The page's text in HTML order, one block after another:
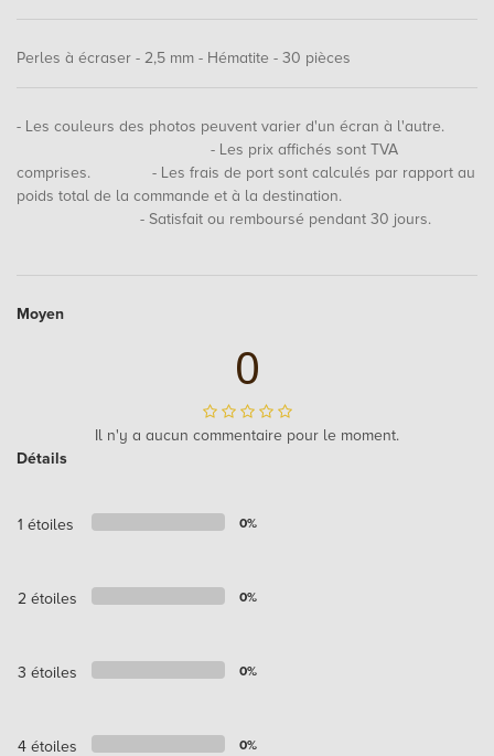
Perles à écraser - 2,5 mm - Hématite - 30 pièces
- Les couleurs des photos peuvent varier d'un écran à l'autre.
- Les prix affichés sont TVA
comprises. - Les frais de port sont calculés par rapport au
poids total de la commande et à la destination.
- Satisfait ou remboursé pendant 30 jours.
Moyen
0
Il n'y a aucun commentaire pour le moment.
Détails
1 étoiles 0%
2 étoiles 0%
3 étoiles 0%
4 étoiles 0%